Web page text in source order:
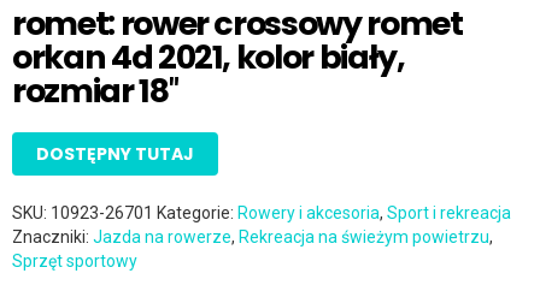
romet: rower crossowy romet
orkan 4d 2021, kolor biały,
rozmiar 18″
DOSTĘPNY TUTAJ
SKU: 10923-26701 Kategorie: Rowery i akcesoria, Sport i rekreacja
Znaczniki: Jazda na rowerze, Rekreacja na świeżym powietrzu,
Sprzęt sportowy